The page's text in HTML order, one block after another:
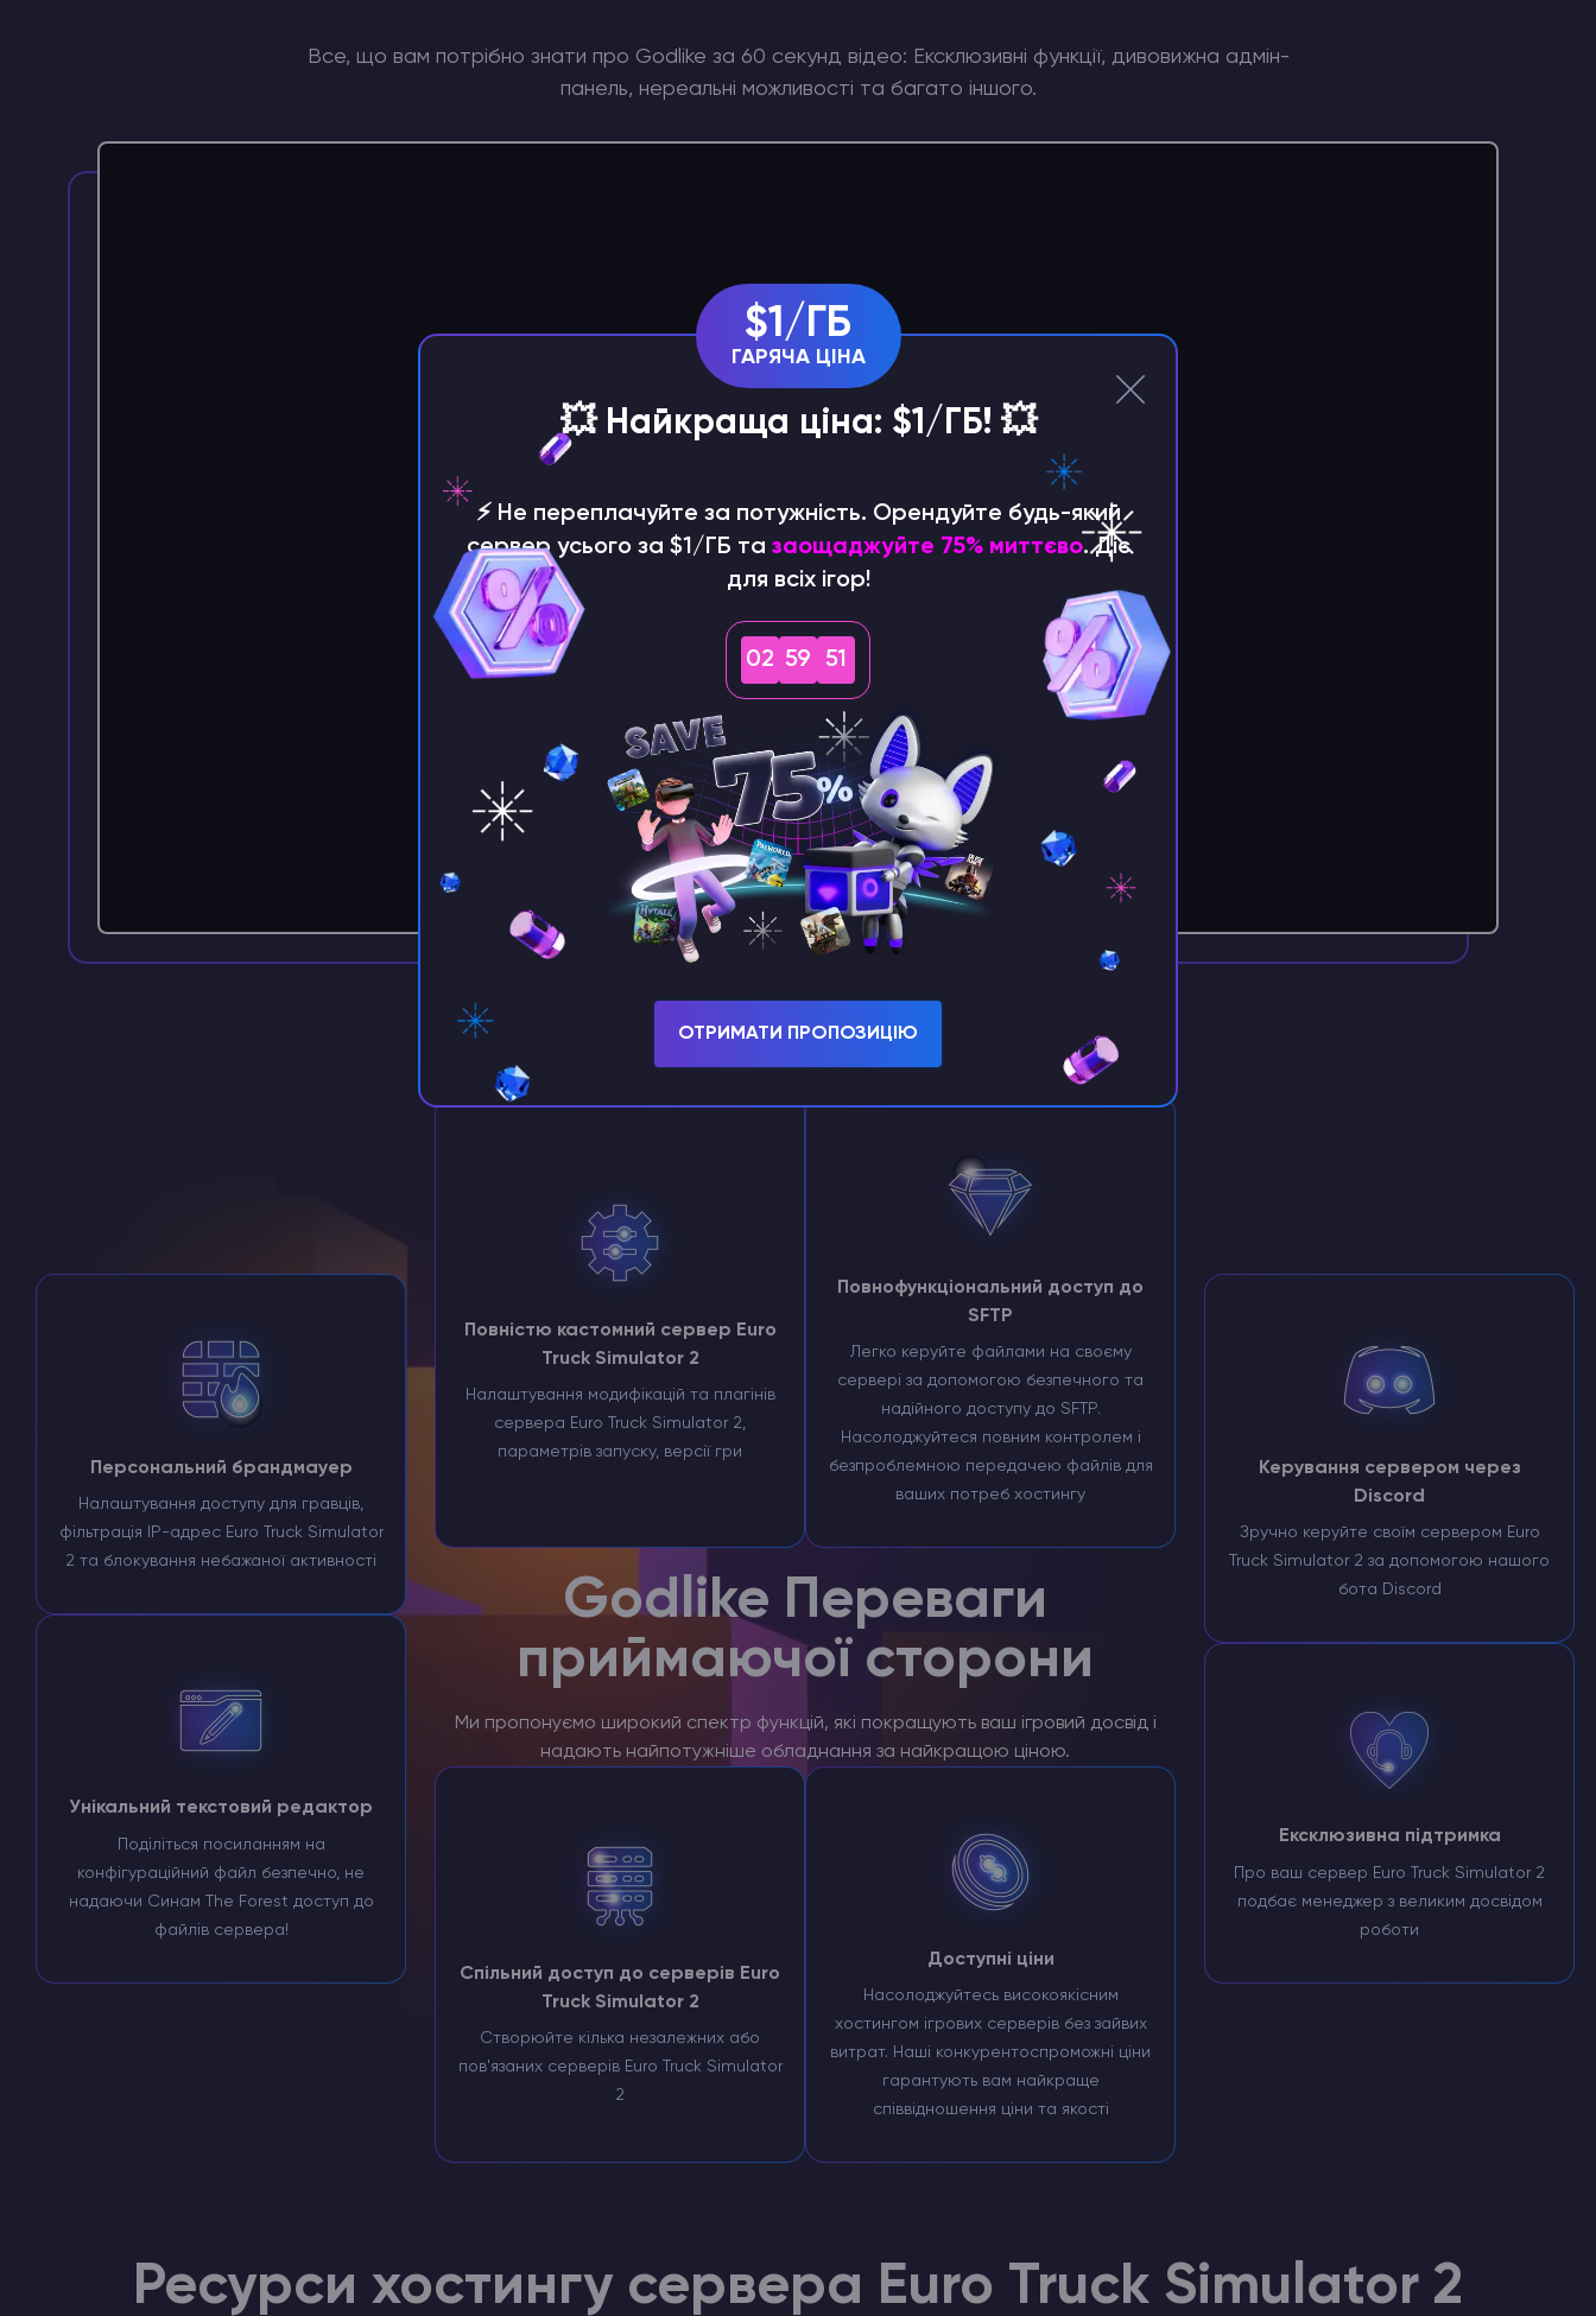
Все, що вам потрібно знати про Godlike за 60 секунд відео: Ексклюзивні функції, дивовижна адмін-
панель, нереальні можливості та багато іншого.
Персональний брандмауер
Налаштування доступу для гравців,
фільтрація IP-адрес Euro Truck Simulator
2 та блокування небажаної активності
Унікальний текстовий редактор
Поділіться посиланням на
конфігураційний файл безпечно, не
надаючи Синам The Forest доступ до
файлів сервера!
Повністю кастомний сервер Euro
Truck Simulator 2
Налаштування модифікацій та плагінів
сервера Euro Truck Simulator 2,
параметрів запуску, версії гри
Повнофункціональний доступ до
SFTP
Легко керуйте файлами на своєму
сервері за допомогою безпечного та
надійного доступу до SFTP.
Насолоджуйтеся повним контролем і
безпроблемною передачею файлів для
ваших потреб хостингу
Godlike Переваги
приймаючої сторони
Ми пропонуємо широкий спектр функцій, які покращують ваш ігровий досвід і
надають найпотужніше обладнання за найкращою ціною.
Спільний доступ до серверів Euro
Truck Simulator 2
Створюйте кілька незалежних або
пов'язаних серверів Euro Truck Simulator
2
Доступні ціни
Насолоджуйтесь високоякісним
хостингом ігрових серверів без зайвих
витрат. Наші конкурентоспроможні ціни
гарантують вам найкраще
співвідношення ціни та якості
Керування сервером через
Discord
Зручно керуйте своїм сервером Euro
Truck Simulator 2 за допомогою нашого
бота Discord
Ексклюзивна підтримка
Про ваш сервер Euro Truck Simulator 2
подбає менеджер з великим досвідом
роботи
Ресурси хостингу сервера Euro Truck Simulator 2
$1/ГБ
ГАРЯЧА ЦІНА
💥 Найкраща ціна: $1/ГБ! 💥
⚡️ Не переплачуйте за потужність. Орендуйте будь-який
сервер усього за $1/ГБ та заощаджуйте 75% миттєво. Діє
для всіх ігор!
02 59 50
ОТРИМАТИ ПРОПОЗИЦІЮ